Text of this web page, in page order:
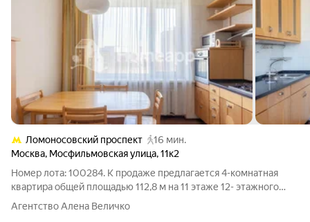
Ломоносовский проспект
16 мин.
Москва, Мосфильмовская улица,11к2
Номер лота: 100284. К продаже предлагается 4-комнатная
квартира общей площадью 112,8 м на 11 этаже 12- этажного
кирпичного дома в одном из самых комфортных и престижных
Агентство Алена Величко